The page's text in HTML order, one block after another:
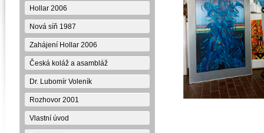
Hollar 2006
Nová síň 1987
Zahájení Hollar 2006
Česká koláž a asambláž
Dr. Lubomír Voleník
Rozhovor 2001
Vlastní úvod